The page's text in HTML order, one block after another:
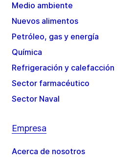
Medio ambiente
Nuevos alimentos
Petróleo, gas y energía
Química
Refrigeración y calefacción
Sector farmacéutico
Sector Naval
Empresa
Acerca de nosotros